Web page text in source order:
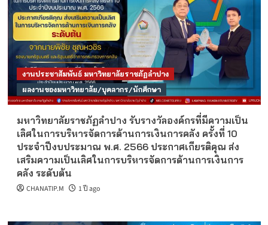
งานประชาสัมพันธ์ มหาวิทยาลัยราชภัฏลำปาง
ผลงานของมหาวิทยาลัย/บุคลากร/นักศึกษา
มหาวิทยาลัยราชภัฏลำปาง รับรางวัลองค์กรที่มีความเป็น
เลิศในการบริหารจัดการด้านการเงินการคลัง ครั้งที่ 10
ประจำปีงบประมาณ พ.ศ. 2566 ประกาศเกียรติคุณ ส่ง
เสริมความเป็นเลิศในการบริหารจัดการด้านการเงินการ
คลัง ระดับต้น
CHANATIP.M 1 ปี ago